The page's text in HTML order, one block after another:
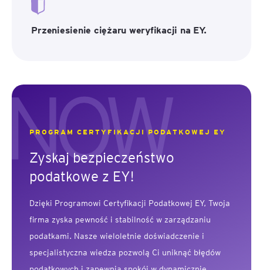
Przeniesienie ciężaru weryfikacji na EY.
PROGRAM CERTYFIKACJI PODATKOWEJ EY
Zyskaj bezpieczeństwo
podatkowe z EY!
Dzięki Programowi Certyfikacji Podatkowej EY, Twoja
firma zyska pewność i stabilność w zarządzaniu
podatkami. Nasze wieloletnie doświadczenie i
specjalistyczna wiedza pozwolą Ci uniknąć błędów